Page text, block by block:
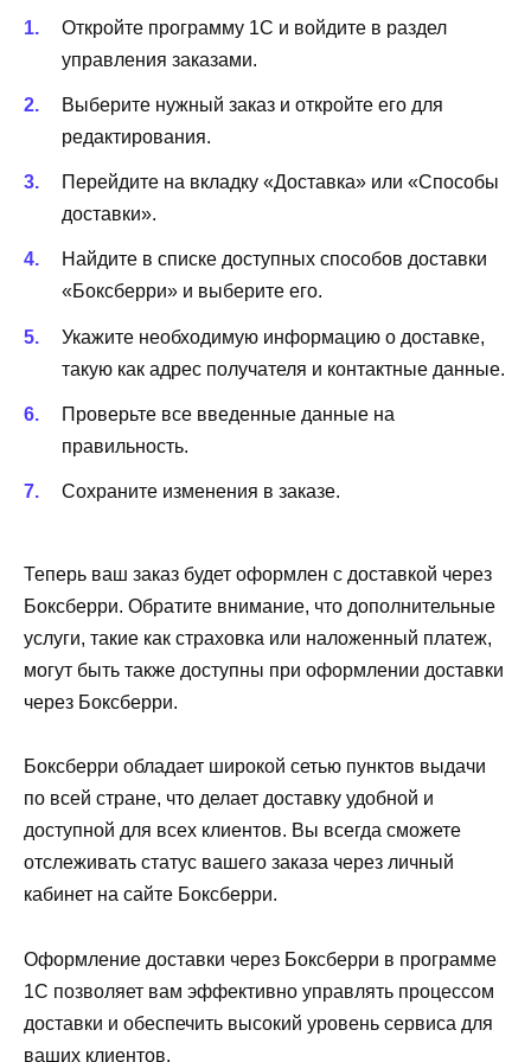
Откройте программу 1С и войдите в раздел
управления заказами.
Выберите нужный заказ и откройте его для
редактирования.
Перейдите на вкладку «Доставка» или «Способы
доставки».
Найдите в списке доступных способов доставки
«Боксберри» и выберите его.
Укажите необходимую информацию о доставке,
такую как адрес получателя и контактные данные.
Проверьте все введенные данные на
правильность.
Сохраните изменения в заказе.
Теперь ваш заказ будет оформлен с доставкой через
Боксберри. Обратите внимание, что дополнительные
услуги, такие как страховка или наложенный платеж,
могут быть также доступны при оформлении доставки
через Боксберри.
Боксберри обладает широкой сетью пунктов выдачи
по всей стране, что делает доставку удобной и
доступной для всех клиентов. Вы всегда сможете
отслеживать статус вашего заказа через личный
кабинет на сайте Боксберри.
Оформление доставки через Боксберри в программе
1С позволяет вам эффективно управлять процессом
доставки и обеспечить высокий уровень сервиса для
ваших клиентов.